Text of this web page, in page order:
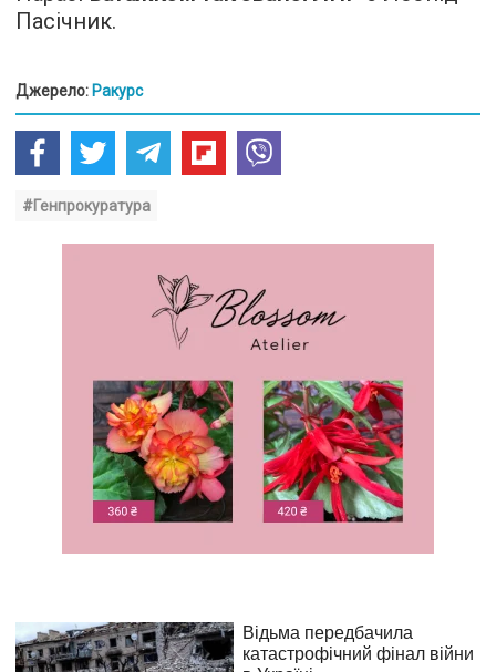
Пасічник.
Джерело: Ракурс
#Генпрокуратура